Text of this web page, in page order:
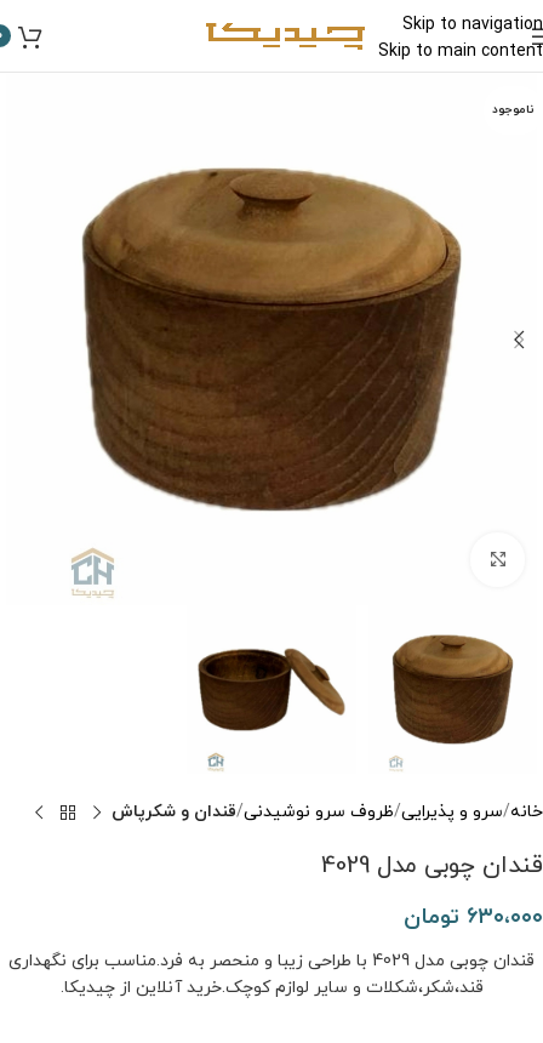
Skip to navigation
Skip to main content
ناموجود
خانه سرو و پذیرایی ظروف سرو نوشیدنی قندان و شکرپاش
قندان چوبی مدل 4029
۶۳۰،۰۰۰ تومان
قندان چوبی مدل 4029 با طراحی زیبا و منحصر به فرد.مناسب برای نگهداری
قند،شکر،شکلات و سایر لوازم کوچک.خرید آنلاین از چیدیکا.